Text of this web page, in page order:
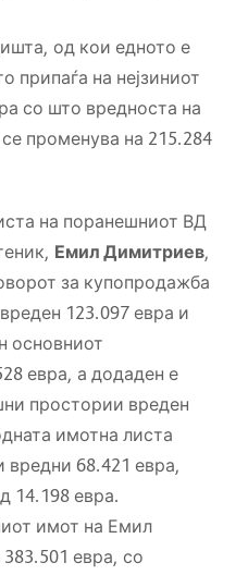
од кои едното е
припаѓа на нејзиниот
со што вредноста на
променува на 215.284
на поранешниот ВД
Емил Димитриев,
за купопродажба
123.097 евра и
основниот
евра, а додаден е
простории вреден
имотна листа
68.421 евра,
14.198 евра.
имот на Емил
евра, со